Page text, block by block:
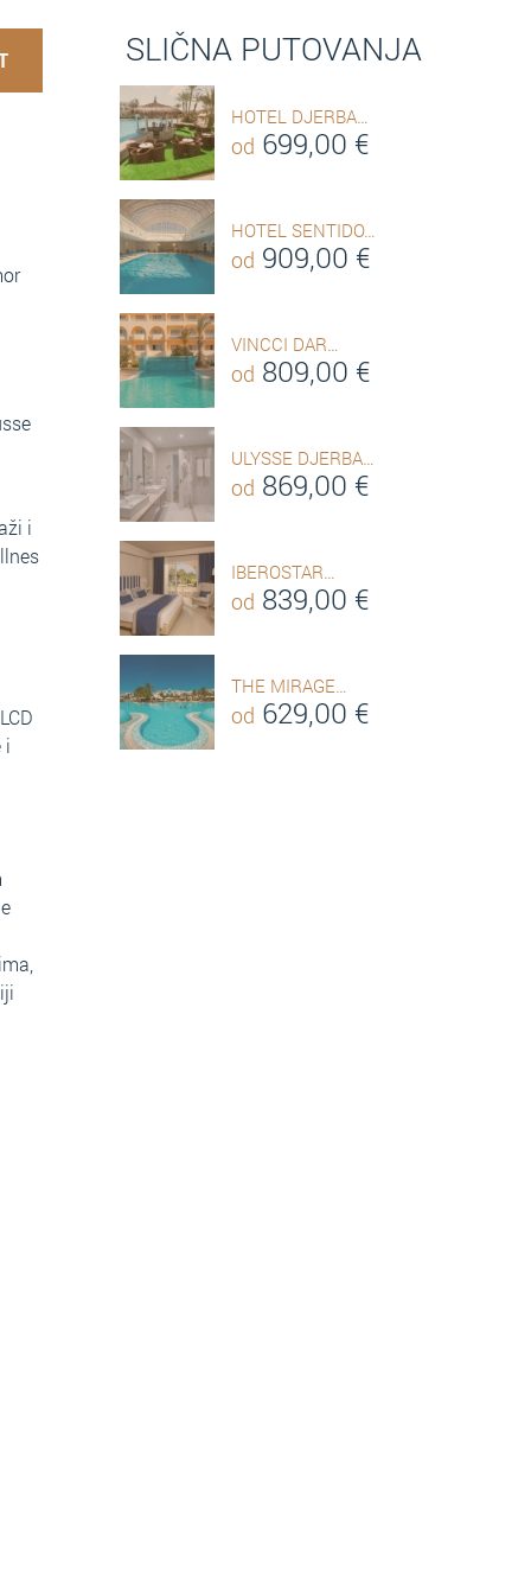
i
i
SLIČNA PUTOVANJA
HOTEL DJERBA…
od 699,00 €
HOTEL SENTIDO…
od 909,00 €
VINCCI DAR…
od 809,00 €
ULYSSE DJERBA…
od 869,00 €
IBEROSTAR…
od 839,00 €
THE MIRAGE…
od 629,00 €